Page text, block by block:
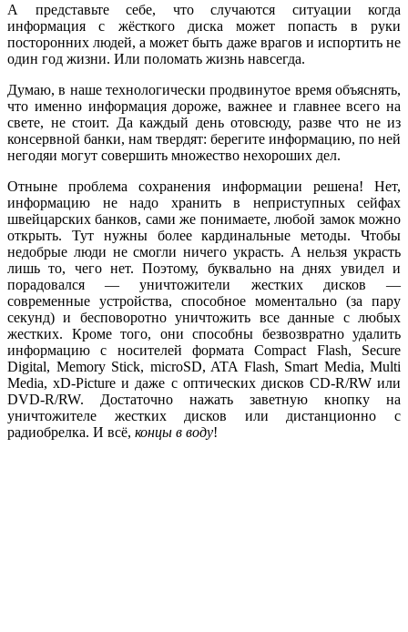
А представьте себе, что случаются ситуации когда
информация с жёсткого диска может попасть в руки
посторонних людей, а может быть даже врагов и испортить не
один год жизни. Или поломать жизнь навсегда.
Думаю, в наше технологически продвинутое время объяснять,
что именно информация дороже, важнее и главнее всего на
свете, не стоит. Да каждый день отовсюду, разве что не из
консервной банки, нам твердят: берегите информацию, по ней
негодяи могут совершить множество нехороших дел.
Отныне проблема сохранения информации решена! Нет,
информацию не надо хранить в неприступных сейфах
швейцарских банков, сами же понимаете, любой замок можно
открыть. Тут нужны более кардинальные методы. Чтобы
недобрые люди не смогли ничего украсть. А нельзя украсть
лишь то, чего нет. Поэтому, буквально на днях увидел и
порадовался — уничтожители жестких дисков —
современные устройства, способное моментально (за пару
секунд) и бесповоротно уничтожить все данные с любых
жестких. Кроме того, они способны безвозвратно удалить
информацию с носителей формата Compact Flash, Secure
Digital, Memory Stick, microSD, ATA Flash, Smart Media, Multi
Media, xD-Picture и даже с оптических дисков CD-R/RW или
DVD-R/RW. Достаточно нажать заветную кнопку на
уничтожителе жестких дисков или дистанционно с
радиобрелка. И всё, концы в воду!